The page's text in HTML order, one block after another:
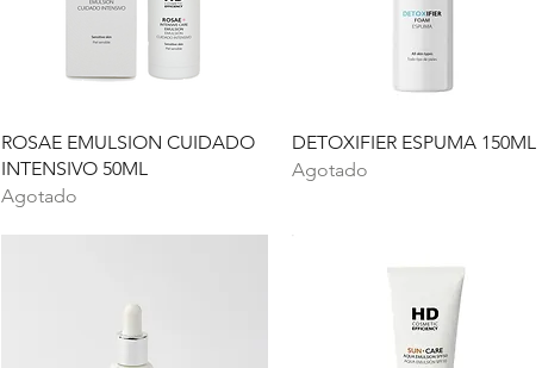
Vista rápida
ROSAE EMULSION CUIDADO
INTENSIVO 50ML
Agotado
Vista rápida
DETOXIFIER ESPUMA 150ML
Agotado